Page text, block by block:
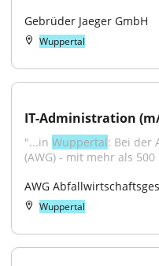
Gebrüder Jaeger GmbH
Wuppertal
IT-Administration
"...in Wuppertal: Bei der
(AWG) - mit mehr als
AWG
Wuppertal